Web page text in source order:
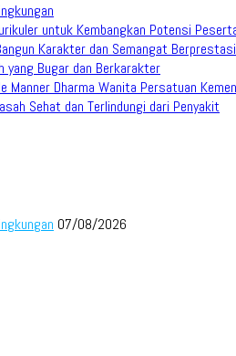
untuk Kembangkan Potensi
Karakter dan Semangat
yang Bugar dan Berkarakter
Manner Dharma Wanita Persatuan
Sehat dan Terlindungi dari Penyakit
07/08/2026